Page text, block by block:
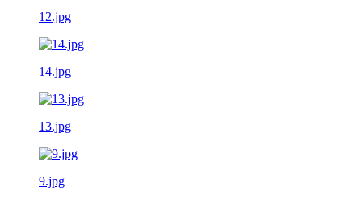
12.jpg
14.jpg
13.jpg
9.jpg